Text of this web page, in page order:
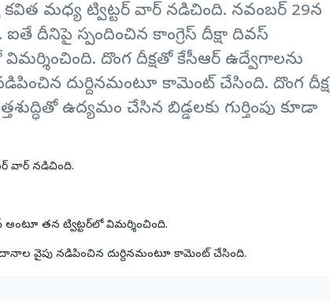
కవిత మధ్య ట్విట్టర్‌ వార్‌ నడిచింది. నవంబర్‌ 29న
దీనిపై స్పందించిన కాంగ్రెస్‌ దీక్షా దివస్
దొంగ దీక్షతో కేసీఆర్ ఉద్వేగాలను
దుర్దినమంటూ కామెంట్ చేసింది. దొంగ దీక్ష
ఉద్యమం చేసిన బిడ్డలకు గుర్తింపు కూడా
వార్‌ నడిచింది.
అంటూ తన ట్విట్టర్‌లో విమర్శించింది.
వైపు నడిపించిన దుర్దినమంటూ కామెంట్ చేసింది.